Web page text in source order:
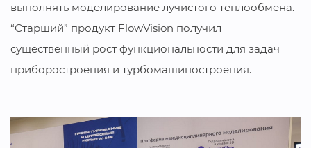
выполнять моделирование лучистого теплообмена.
“Старший” продукт FlowVision получил
существенный рост функциональности для задач
приборостроения и турбомашиностроения.